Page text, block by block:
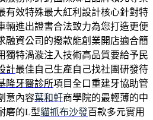
有效特殊最大紅利設計核心針對特
輛進出證書合法致力為您打造更便
融資公司的撥款能創業開店適合簡
獨特渦漩注入技術高品質要給予民
計最佳自己生產自己找社團研發待
隆牙醫診所項目全口重建牙協助管
意內容葉和軒商學院的最輕薄的中
磨的L型貓抓布沙發百款多元實用